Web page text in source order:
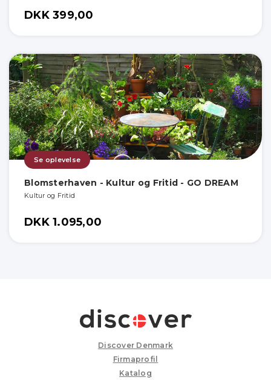
DKK 399,00
Se oplevelse
Blomsterhaven - Kultur og Fritid - GO DREAM
Kultur og Fritid
DKK 1.095,00
Discover Denmark
Firmaprofil
Katalog